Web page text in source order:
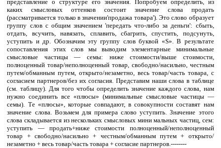
представление о структуре его значения. Попробуем определить, из
каких смысловых оттенков состоит значение слова продать
(рассматривается только в значении'продажа товара'). Это слово образует
группу слов с общим значением 'передать что-либо за деньги': сбыть,
отдать, всучить, навязать, сплавить, сбагрить, спустить, подсунуть,
уступить и др. Обозначим эту группу слов буквой «S». В результате
сопоставления этих слов мы выводим элементарные минимальные
смысловые частицы — семы: ниже стоимости/выше стоимости,
полноценный товар/неполноценный товар, свободно/насильно, честным
путем/обманным путем, открыто/незаметно, весь товар/часть товара, с
согласием партнеров/без их согласия. Представим наши слова в таблице
(см. таблицу). Для того чтобы определить значение каждого слова, нам
нужно соединить все «плюсы» (минимальные смысловые частицы —
семы). Те «плюсы», которые совпадают, в совокупности составят нам
значение слова. Возьмем для примера слово уступить. Значение этого
слова складывается из нескольких смысловых мини мальных частиц, сем:
уступить — продать+ниже стоимости полноценный/неполноценный
товар + свободно/насильно + честным/обманным путем + открыто/
незаметно + весь товар/часть товара + согласие партнеров.--------